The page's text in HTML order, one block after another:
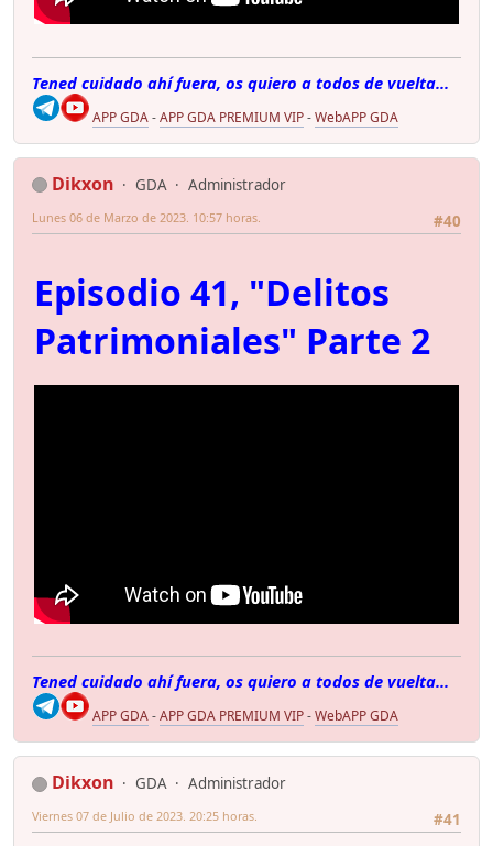
Tened cuidado ahí fuera, os quiero a todos de vuelta...
APP GDA-APP GDA PREMIUM VIP-WebAPP GDA
Dikxon GDA
Administrador
#40
Lunes 06 de Marzo de 2023. 10:57 horas.
Episodio 41, "Delitos
Patrimoniales" Parte 2
Tened cuidado ahí fuera, os quiero a todos de vuelta...
APP GDA-APP GDA PREMIUM VIP-WebAPP GDA
Dikxon GDA
Administrador
#41
Viernes 07 de Julio de 2023. 20:25 horas.